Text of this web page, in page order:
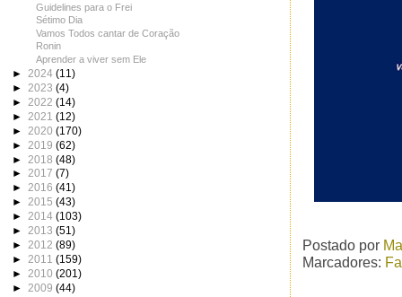
Postado por
Marcadores:
Guidelines para o Frei
Sétimo Dia
Vamos Todos cantar de Coração
Ronin
Aprender a viver sem Ele
► 2024 (11)
► 2023 (4)
► 2022 (14)
► 2021 (12)
► 2020 (170)
► 2019 (62)
► 2018 (48)
► 2017 (7)
► 2016 (41)
► 2015 (43)
► 2014 (103)
► 2013 (51)
► 2012 (89)
► 2011 (159)
► 2010 (201)
► 2009 (44)